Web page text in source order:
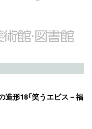
形18「笑うエビス－福